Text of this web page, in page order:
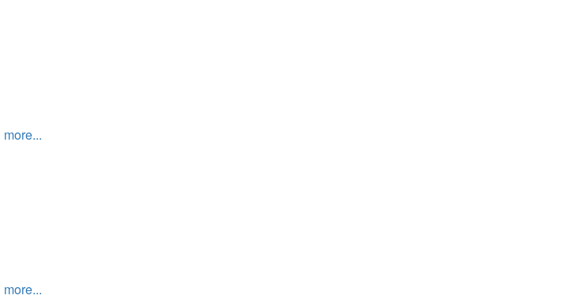
more...
more...